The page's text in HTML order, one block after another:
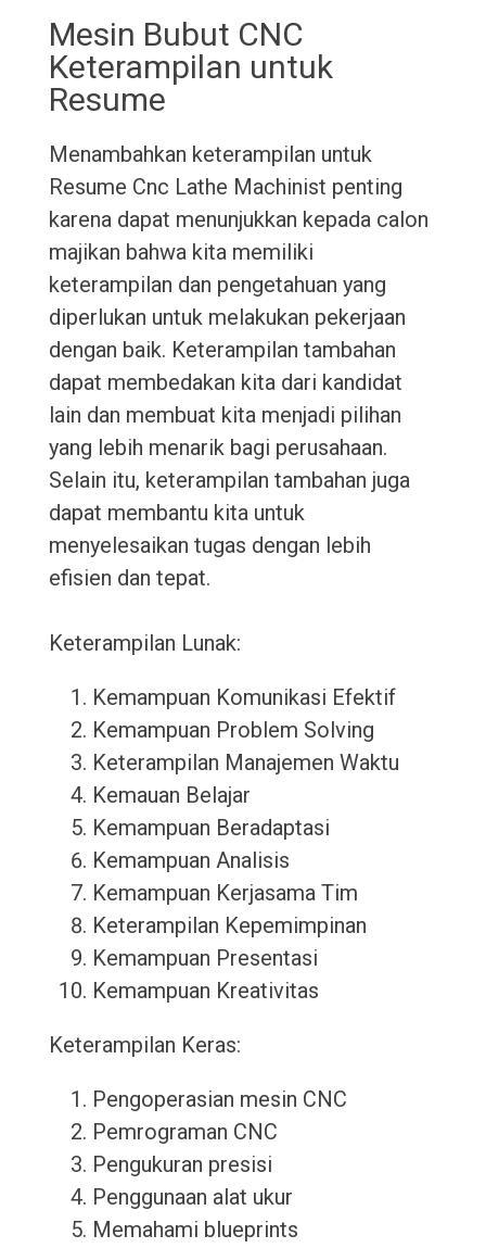
Mesin Bubut CNC
Keterampilan untuk
Resume
Menambahkan keterampilan untuk
Resume Cnc Lathe Machinist penting
karena dapat menunjukkan kepada calon
majikan bahwa kita memiliki
keterampilan dan pengetahuan yang
diperlukan untuk melakukan pekerjaan
dengan baik. Keterampilan tambahan
dapat membedakan kita dari kandidat
lain dan membuat kita menjadi pilihan
yang lebih menarik bagi perusahaan.
Selain itu, keterampilan tambahan juga
dapat membantu kita untuk
menyelesaikan tugas dengan lebih
efisien dan tepat.
Keterampilan Lunak:
Kemampuan Komunikasi Efektif
Kemampuan Problem Solving
Keterampilan Manajemen Waktu
Kemauan Belajar
Kemampuan Beradaptasi
Kemampuan Analisis
Kemampuan Kerjasama Tim
Keterampilan Kepemimpinan
Kemampuan Presentasi
Kemampuan Kreativitas
Keterampilan Keras:
Pengoperasian mesin CNC
Pemrograman CNC
Pengukuran presisi
Penggunaan alat ukur
Memahami blueprints